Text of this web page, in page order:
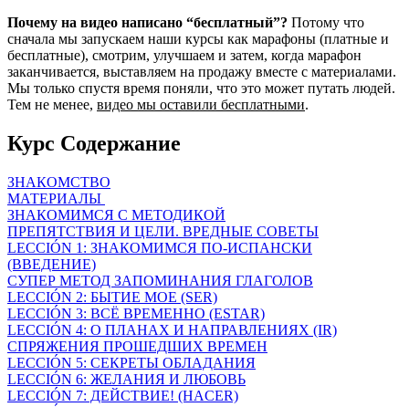
Почему на видео написано “бесплатный”? Потому что
сначала мы запускаем наши курсы как марафоны (платные и
бесплатные), смотрим, улучшаем и затем, когда марафон
заканчивается, выставляем на продажу вместе с материалами.
Мы только спустя время поняли, что это может путать людей.
Тем не менее, видео мы оставили бесплатными.
Курс Содержание
ЗНАКОМСТВО
МАТЕРИАЛЫ
ЗНАКОМИМСЯ С МЕТОДИКОЙ
ПРЕПЯТСТВИЯ И ЦЕЛИ. ВРЕДНЫЕ СОВЕТЫ
LECCIÓN 1: ЗНАКОМИМСЯ ПО-ИСПАНСКИ
(ВВЕДЕНИЕ)
СУПЕР МЕТОД ЗАПОМИНАНИЯ ГЛАГОЛОВ
LECCIÓN 2: БЫТИЕ МОЕ (SER)
LECCIÓN 3: ВСЁ ВРЕМЕННО (ESTAR)
LECCIÓN 4: О ПЛАНАХ И НАПРАВЛЕНИЯХ (IR)
СПРЯЖЕНИЯ ПРОШЕДШИХ ВРЕМЕН
LECCIÓN 5: СЕКРЕТЫ ОБЛАДАНИЯ
LECCIÓN 6: ЖЕЛАНИЯ И ЛЮБОВЬ
LECCIÓN 7: ДЕЙСТВИЕ! (HACER)